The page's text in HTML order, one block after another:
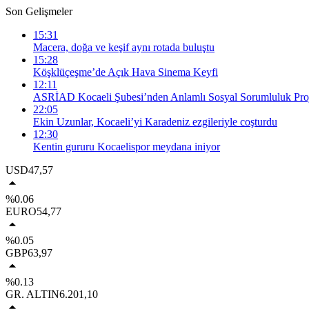
Son Gelişmeler
15:31
Macera, doğa ve keşif aynı rotada buluştu
15:28
Köşklüçeşme’de Açık Hava Sinema Keyfi
12:11
ASRİAD Kocaeli Şubesi’nden Anlamlı Sosyal Sorumluluk
22:05
Ekin Uzunlar, Kocaeli’yi Karadeniz ezgileriyle coşturdu
12:30
Kentin gururu Kocaelispor meydana iniyor
USD47,57
%0.06
EURO54,77
%0.05
GBP63,97
%0.13
GR. ALTIN6.201,10